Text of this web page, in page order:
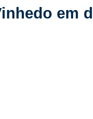
em